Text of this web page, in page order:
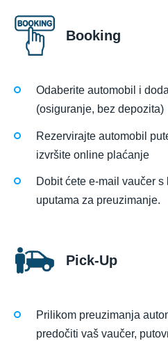
Booking
Odaberite automobil i
(osiguranje, bez depozita)
Rezervirajte automobil
izvršite online plaćanje
Dobit ćete e-mail vaučer
uputama za preuzimanje.
Pick-Up
Prilikom preuzimanja
predočiti vaš vaučer,